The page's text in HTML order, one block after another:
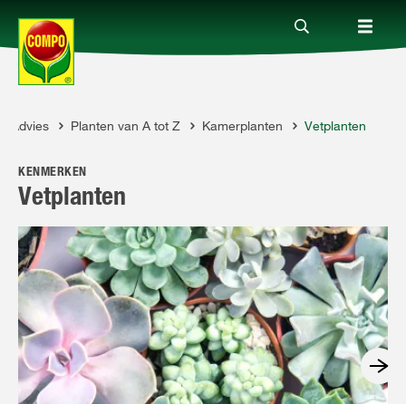
Producten
Advies
Thema's
Tot je dienst
Onderneming
Advies Planten van A tot Z Kamerplanten Vetplanten
KENMERKEN
Vetplanten